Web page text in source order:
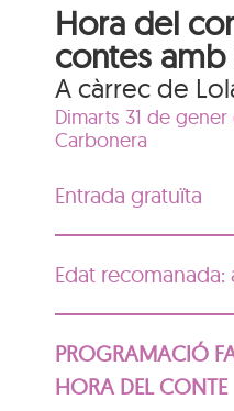
Hora del
contes amb
A càrrec de
Dimarts 31 de gener
Carbonera
Entrada gratuïta
Edat
PROGRAMACIÓ
HORA DEL CONTE